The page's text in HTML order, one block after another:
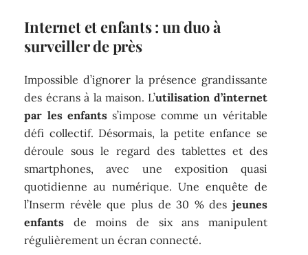
Internet et enfants : un duo à
surveiller de près
Impossible d’ignorer la présence grandissante
des écrans à la maison. L’utilisation d’internet
par les enfantss’impose comme un véritable
défi collectif. Désormais, la petite enfance se
déroule sous le regard des tablettes et des
smartphones, avec une exposition quasi
quotidienne au numérique. Une enquête de
l’Inserm révèle que plus de 30 % des jeunes
enfants de moins de six ans manipulent
régulièrement un écran connecté.